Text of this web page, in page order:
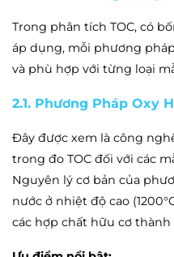
Trong phân tích TOC, có
áp dụng, mỗi phương
và phù hợp với từng loại
2.1. Phương Pháp Oxy
Đây được xem là công
trong đo TOC đối với các
Nguyên lý cơ bản của
nước ở nhiệt độ cao
các hợp chất hữu cơ thành